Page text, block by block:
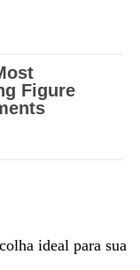
ideal para sua